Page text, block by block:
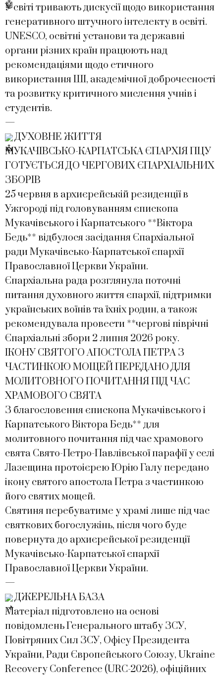
У світі тривають дискусії щодо використання
генеративного штучного інтелекту в освіті.
UNESCO, освітні установи та державні
органи різних країн працюють над
рекомендаціями щодо етичного
використання ШІ, академічної доброчесності
та розвитку критичного мислення учнів і
студентів.
—
ДУХОВНЕ ЖИТТЯ
МУКАЧІВСЬКО-КАРПАТСЬКА ЄПАРХІЯ ПЦУ
ГОТУЄТЬСЯ ДО ЧЕРГОВИХ ЄПАРХІАЛЬНИХ
ЗБОРІВ
25 червня в архиєрейській резиденції в
Ужгороді під головуванням єпископа
Мукачівського і Карпатського **Віктора
Бедь** відбулося засідання Єпархіальної
ради Мукачівсько-Карпатської єпархії
Православної Церкви України.
Єпархіальна рада розглянула поточні
питання духовного життя єпархії, підтримки
українських воїнів та їхніх родин, а також
рекомендувала провести **чергові піврічні
Єпархіальні збори 2 липня 2026 року.
ІКОНУ СВЯТОГО АПОСТОЛА ПЕТРА З
ЧАСТИНКОЮ МОЩЕЙ ПЕРЕДАНО ДЛЯ
МОЛИТОВНОГО ПОЧИТАННЯ ПІД ЧАС
ХРАМОВОГО СВЯТА
З благословення єпископа Мукачівського і
Карпатського Віктора Бедь** для
молитовного почитання під час храмового
свята Свято-Петро-Павлівської парафії у селі
Лазещина протоієрею Юрію Галу передано
ікону святого апостола Петра з частинкою
його святих мощей.
Святиня перебуватиме у храмі лише під час
святкових богослужінь, після чого буде
повернута до архиєрейської резиденції
Мукачівсько-Карпатської єпархії
Православної Церкви України.
—
ДЖЕРЕЛЬНА БАЗА
Матеріал підготовлено на основі
повідомлень Генерального штабу ЗСУ,
Повітряних Сил ЗСУ, Офісу Президента
України, Ради Європейського Союзу, Ukraine
Recovery Conference (URC-2026), офіційних